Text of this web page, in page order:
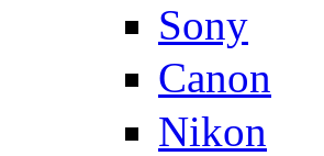
Sony
Canon
Nikon